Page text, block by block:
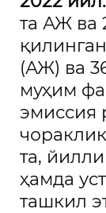
та АЖ
(АЖ) ва
муҳим
эмиссия
та,
ҳамда
ташкил